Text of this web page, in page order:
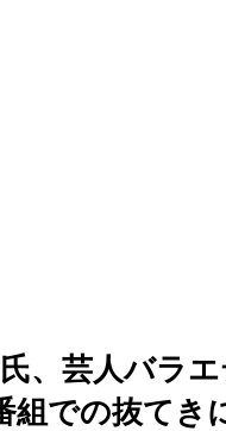
、芸人バラ
での抜てき